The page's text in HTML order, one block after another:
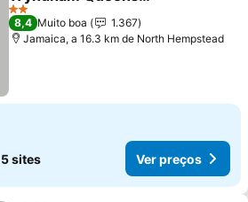
NYC/JFK AirTrain
2 Estrelas
8,4 Muito boa
1.367
Jamaica, a 16.3 km de North Hempstead
5 sites Ver preços